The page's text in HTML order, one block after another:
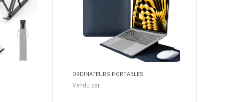
ORDINATEURS PORTABLES
Vendu par